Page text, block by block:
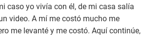
caso yo vivía con él, de mi casa salía
video. A mí me costó mucho me
me levanté y me costó. Aquí continúe,